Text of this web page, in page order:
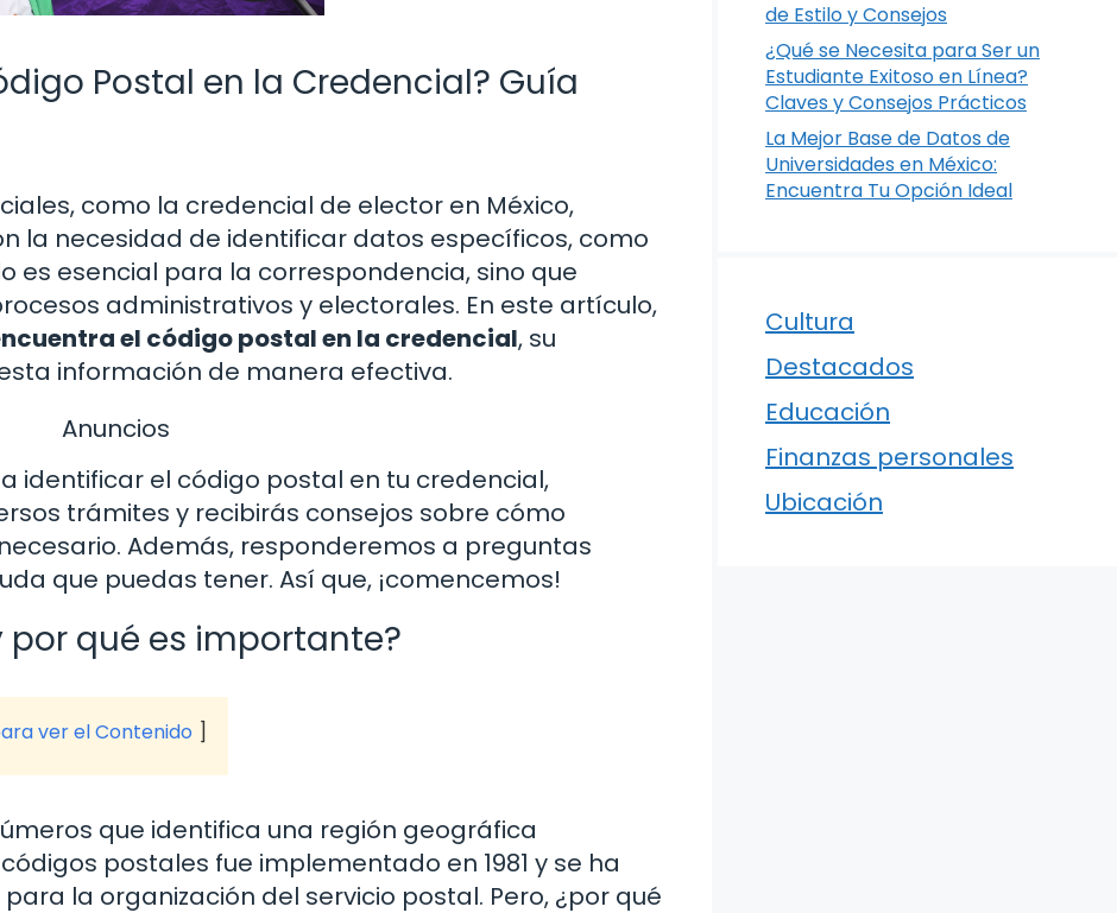
Postal en la Credencial? Guía
como la credencial de elector en México,
la necesidad de identificar datos específicos, como
es esencial para la correspondencia, sino que
administrativos y electorales. En este artículo,
el código postal en la credencial, su
información de manera efectiva.
Anuncios
identificar el código postal en tu credencial,
trámites y recibirás consejos sobre cómo
Además, responderemos a preguntas
que puedas tener. Así que, ¡comencemos!
por qué es importante?
ver el Contenido
que identifica una región geográfica
postales fue implementado en 1981 y se ha
la organización del servicio postal. Pero, ¿por qué
de Estilo y Consejos
¿Qué se Necesita para Ser un
Estudiante Exitoso en Línea?
Claves y Consejos Prácticos
La Mejor Base de Datos de
Universidades en México:
Encuentra Tu Opción Ideal
Cultura
Destacados
Educación
Finanzas personales
Ubicación